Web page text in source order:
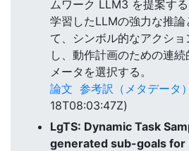
ムワーク LLM3 を提案す
学習したLLMの強力な推
て、シンボル的なアクシ
し、動作計画のための連
メータを選択する。
論文 参考訳（メタデータ）
18T08:03:47Z)
LgTS: Dynamic Task
generated sub-goals